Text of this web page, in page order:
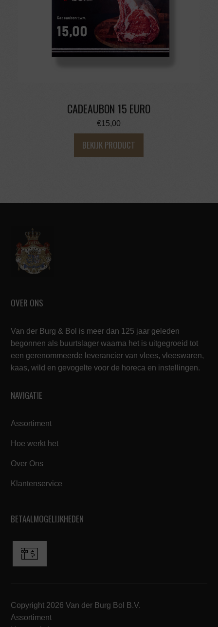
CADEAUBON 15 EURO
€15,00
BEKIJK PRODUCT
OVER ONS
Van der Burg & Bol is meer dan 125 jaar geleden
begonnen als buurtslager waarna het is uitgegroeid tot
een gerenommeerde leverancier van vlees, vleeswaren,
kaas, wild en gevogelte voor de horeca en instellingen.
NAVIGATIE
Assortiment
Hoe werkt het
Over Ons
Klantenservice
BETAALMOGELIJKHEDEN
Copyright 2026 Van der Burg Bol B.V.
Assortiment